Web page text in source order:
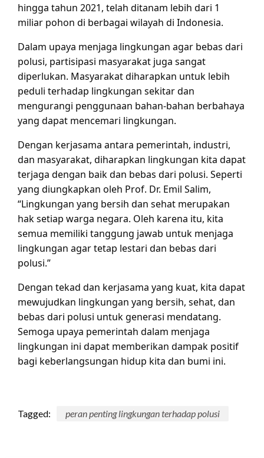
hingga tahun 2021, telah ditanam lebih dari 1
miliar pohon di berbagai wilayah di Indonesia.
Dalam upaya menjaga lingkungan agar bebas dari
polusi, partisipasi masyarakat juga sangat
diperlukan. Masyarakat diharapkan untuk lebih
peduli terhadap lingkungan sekitar dan
mengurangi penggunaan bahan-bahan berbahaya
yang dapat mencemari lingkungan.
Dengan kerjasama antara pemerintah, industri,
dan masyarakat, diharapkan lingkungan kita dapat
terjaga dengan baik dan bebas dari polusi. Seperti
yang diungkapkan oleh Prof. Dr. Emil Salim,
“Lingkungan yang bersih dan sehat merupakan
hak setiap warga negara. Oleh karena itu, kita
semua memiliki tanggung jawab untuk menjaga
lingkungan agar tetap lestari dan bebas dari
polusi.”
Dengan tekad dan kerjasama yang kuat, kita dapat
mewujudkan lingkungan yang bersih, sehat, dan
bebas dari polusi untuk generasi mendatang.
Semoga upaya pemerintah dalam menjaga
lingkungan ini dapat memberikan dampak positif
bagi keberlangsungan hidup kita dan bumi ini.
Tagged: peran penting lingkungan terhadap polusi